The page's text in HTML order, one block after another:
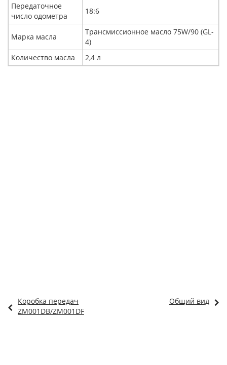
Передаточное
число одометра
18:6
Марка масла
Трансмиссионное масло 75W/90 (GL-
4)
Количество масла
2,4 л
Коробка передач
ZM001DB/ZM001DF
Общий вид